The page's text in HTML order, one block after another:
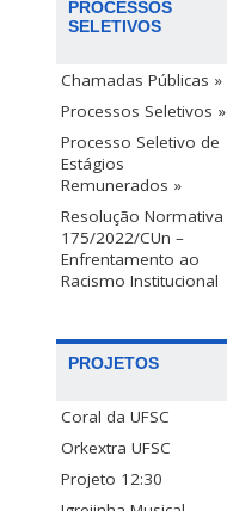
PROCESSOS
SELETIVOS
Chamadas Públicas »
Processos Seletivos »
Processo Seletivo de
Estágios
Remunerados »
Resolução Normativa
175/2022/CUn –
Enfrentamento ao
Racismo Institucional
PROJETOS
Coral da UFSC
Orkextra UFSC
Projeto 12:30